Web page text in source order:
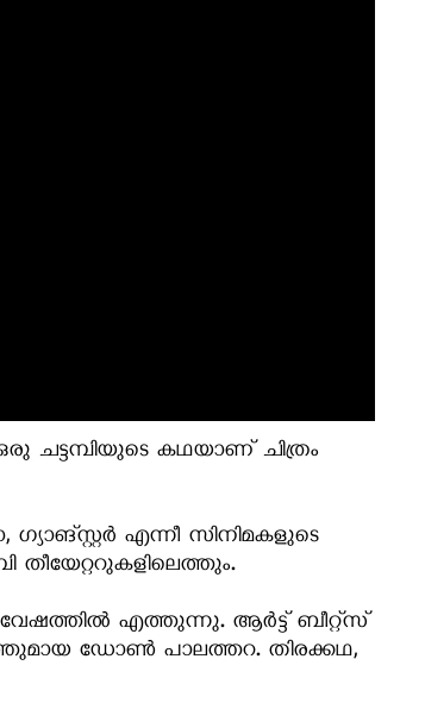
ചട്ടമ്പിയുടെ കഥയാണ് ചിത്രം
എന്നീ സിനിമകളുടെ
തീയേറ്ററുകളിലെത്തും.
എത്തുന്നു. ആര്‍ട്ട് ബീറ്റ്‌സ്
ഡോണ്‍ പാലത്തറ. തിരക്കഥ,